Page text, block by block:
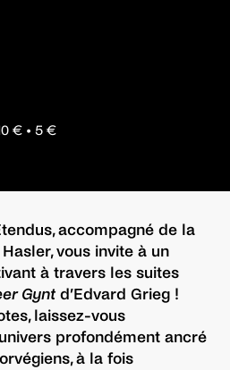
€ • 5 €
accompagné de la
vous invite à un
à travers les suites
Gyntd’Edvard Grieg !
laissez-vous
profondément ancré
à la fois